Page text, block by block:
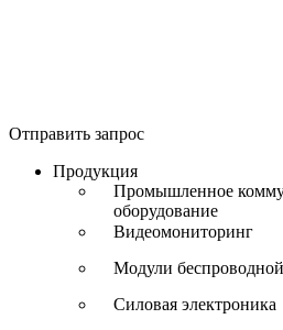
Отправить запрос
Продукция
Промышленное
оборудование
Видеомониторинг
Модули беспроводной
Силовая электроника